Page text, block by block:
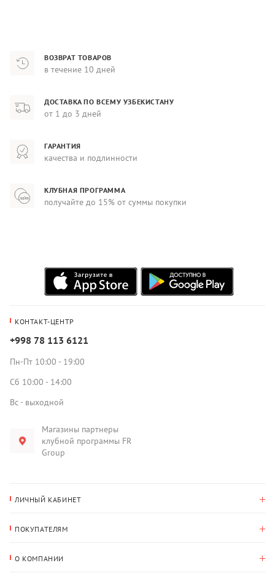
ВОЗВРАТ ТОВАРОВ
в течение 10 дней
ДОСТАВКА ПО ВСЕМУ УЗБЕКИСТАНУ
от 1 до 3 дней
ГАРАНТИЯ
качества и подлинности
КЛУБНАЯ ПРОГРАММА
получайте до 15% от суммы покупки
КОНТАКТ-ЦЕНТР
+998 78 113 6121
Пн-Пт 10:00 - 19:00
Сб 10:00 - 14:00
Вс - выходной
Магазины партнеры
клубной программы FR
Group
ЛИЧНЫЙ КАБИНЕТ
Адрес для доставки
ПОКУПАТЕЛЯМ
О КОМПАНИИ